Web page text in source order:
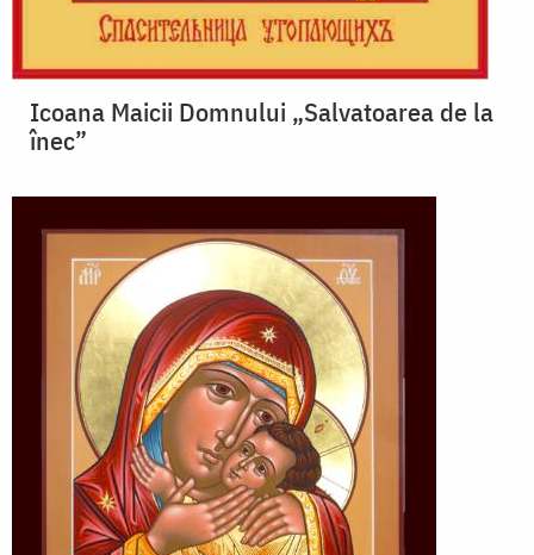
Icoana Maicii Domnului „Salvatoarea de la
înec”